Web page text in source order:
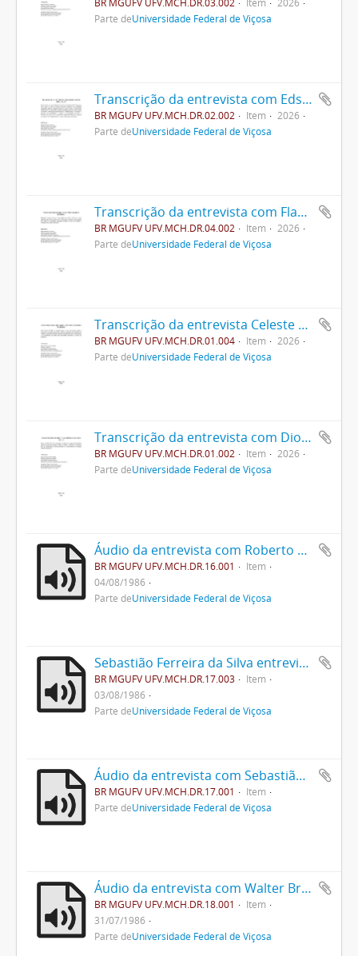
Parte deUniversidade Federal de Viçosa
Transcrição da entrevista com Edson Potsch Magalhães
BR MGUFV UFV.MCH.DR.02.002 Item
2026
Parte deUniversidade Federal de Viçosa
Transcrição da entrevista com Flamarion Ferreira
BR MGUFV UFV.MCH.DR.04.002 Item
2026
Parte deUniversidade Federal de Viçosa
Transcrição da entrevista Celeste Pereira de Mello
BR MGUFV UFV.MCH.DR.01.004 Item
2026
Parte deUniversidade Federal de Viçosa
Transcrição da entrevista com Diogo Alves de Mello
BR MGUFV UFV.MCH.DR.01.002 Item
2026
Parte deUniversidade Federal de Viçosa
Áudio da entrevista com Roberto da Silva Ramalho
BR MGUFV UFV.MCH.DR.16.001
Item
04/08/1986
Parte deUniversidade Federal de Viçosa
Sebastião Ferreira da Silva entrevistado por seu neto (áudio)
BR MGUFV UFV.MCH.DR.17.003
Item
03/08/1986
Parte deUniversidade Federal de Viçosa
Áudio da entrevista com Sebastião Ferreira da Silva
BR MGUFV UFV.MCH.DR.17.001
Item
Parte deUniversidade Federal de Viçosa
Áudio da entrevista com Walter Brune
BR MGUFV UFV.MCH.DR.18.001
Item
31/07/1986
Parte deUniversidade Federal de Viçosa